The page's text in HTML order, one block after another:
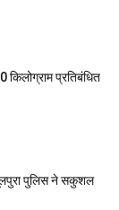
किलोग्राम प्रतिबंधित
पुलिस ने सकुशल